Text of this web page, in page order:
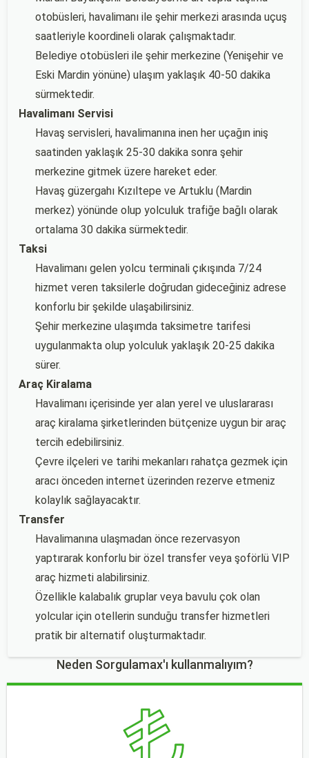
otobüsleri, havalimanı ile şehir merkezi arasında uçuş
saatleriyle koordineli olarak çalışmaktadır.
Belediye otobüsleri ile şehir merkezine (Yenişehir ve
Eski Mardin yönüne) ulaşım yaklaşık 40-50 dakika
sürmektedir.
Havalimanı Servisi
Havaş servisleri, havalimanına inen her uçağın iniş
saatinden yaklaşık 25-30 dakika sonra şehir
merkezine gitmek üzere hareket eder.
Havaş güzergahı Kızıltepe ve Artuklu (Mardin
merkez) yönünde olup yolculuk trafiğe bağlı olarak
ortalama 30 dakika sürmektedir.
Taksi
Havalimanı gelen yolcu terminali çıkışında 7/24
hizmet veren taksilerle doğrudan gideceğiniz adrese
konforlu bir şekilde ulaşabilirsiniz.
Şehir merkezine ulaşımda taksimetre tarifesi
uygulanmakta olup yolculuk yaklaşık 20-25 dakika
sürer.
Araç Kiralama
Havalimanı içerisinde yer alan yerel ve uluslararası
araç kiralama şirketlerinden bütçenize uygun bir araç
tercih edebilirsiniz.
Çevre ilçeleri ve tarihi mekanları rahatça gezmek için
aracı önceden internet üzerinden rezerve etmeniz
kolaylık sağlayacaktır.
Transfer
Havalimanına ulaşmadan önce rezervasyon
yaptırarak konforlu bir özel transfer veya şoförlü VIP
araç hizmeti alabilirsiniz.
Özellikle kalabalık gruplar veya bavulu çok olan
yolcular için otellerin sunduğu transfer hizmetleri
pratik bir alternatif oluşturmaktadır.
Neden Sorgulamax'ı kullanmalıyım?